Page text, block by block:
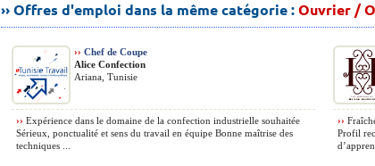
›› Offres d'emploi dans la même catégorie :Ouvrier /
›› Chef de Coupe
Alice Confection
Ariana, Tunisie
›› Expérience dans le domaine de la confection industrielle souhaitée
Sérieux, ponctualité et sens du travail en équipe Bonne maîtrise des
techniques ...
››
Profil